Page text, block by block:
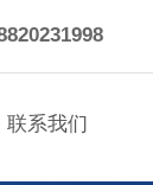
联系我们